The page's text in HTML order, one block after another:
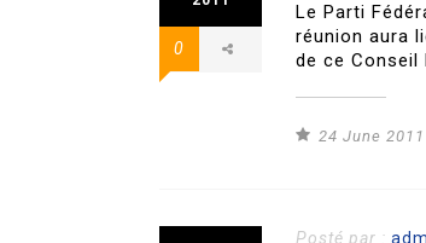
0
Le Parti
réunion aura
de ce Conseil
24 June 2011
Posté par :